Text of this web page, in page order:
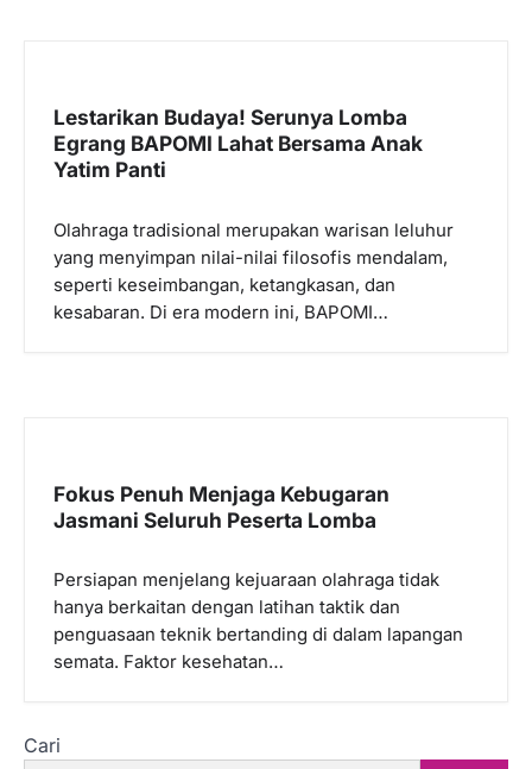
Lestarikan Budaya! Serunya Lomba
Egrang BAPOMI Lahat Bersama Anak
Yatim Panti
Olahraga tradisional merupakan warisan leluhur
yang menyimpan nilai-nilai filosofis mendalam,
seperti keseimbangan, ketangkasan, dan
kesabaran. Di era modern ini, BAPOMI…
Fokus Penuh Menjaga Kebugaran
Jasmani Seluruh Peserta Lomba
Persiapan menjelang kejuaraan olahraga tidak
hanya berkaitan dengan latihan taktik dan
penguasaan teknik bertanding di dalam lapangan
semata. Faktor kesehatan…
Cari